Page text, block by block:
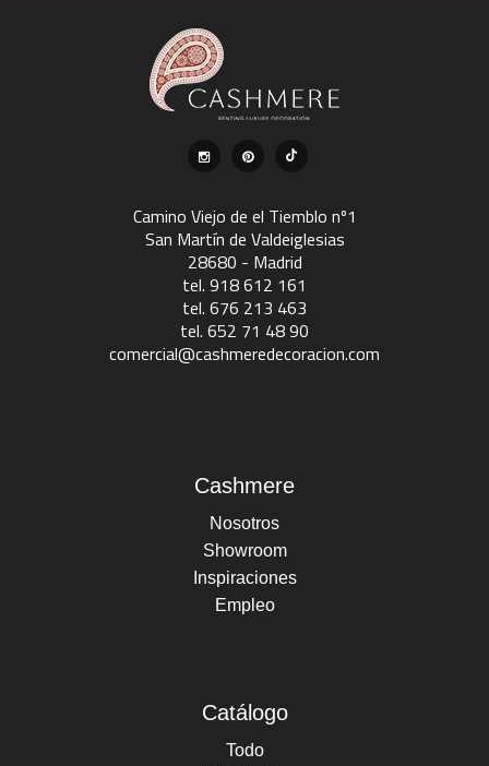
Camino Viejo de el Tiemblo nº1
San Martín de Valdeiglesias
28680 - Madrid
tel. 918 612 161
tel. 676 213 463
tel. 652 71 48 90
comercial@cashmeredecoracion.com
Cashmere
Nosotros
Showroom
Inspiraciones
Empleo
Catálogo
Todo